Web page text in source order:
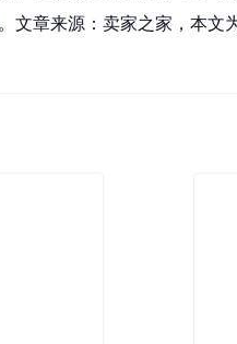
文章来源：卖家之家，本文